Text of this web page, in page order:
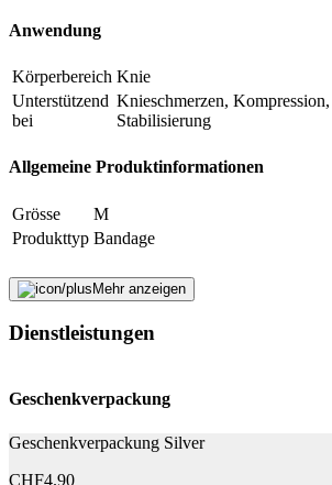
Beschreibung
Falsche Daten melden
Anwendung
Körperbereich Knie
Unterstützend
bei
Knieschmerzen,
Stabilisierung
Allgemeine Produktinformationen
Grösse
M
Produkttyp Bandage
Nachhaltigkeit
Natürlich Leben Keine Besonderheiten
MiGeL Nummer
05.04.10.00.1
Mehr anzeigen
Dienstleistungen
Geschenkverpackung
Geschenkverpackung Silver
CHF4.90